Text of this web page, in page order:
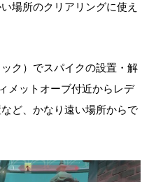
場所のクリアリングに使え
ク）でスパイクの設置・解
メットオーブ付近からレデ
ど、かなり遠い場所からで